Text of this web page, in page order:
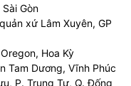
Gòn
xứ Lâm Xuyên, GP
Hoa Kỳ
Tam Dương, Vĩnh Phúc
P. Trung Tự, Q. Đống